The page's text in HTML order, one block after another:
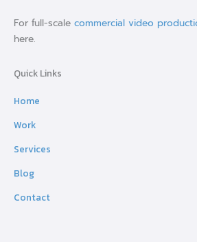
For full-scale commercial video
here.
Quick Links
Home
Work
Services
Blog
Contact